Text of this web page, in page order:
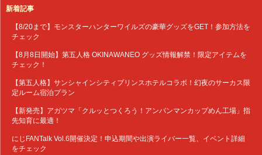
新着記事
【8/20まで】モンスターハンターワイルズの豪華グッズをGET！参加方法を
チェック
【8月8日開始】第五人格 OKINAWANEO グッズ情報解禁！限定アイテムを
チェック！
【第五人格】サンシャインシティプリンスホテルコラボ！幻夜のサーカス限
定ルーム宿泊プラン
【新発売】アガツマ「クルッとつくろう！アンパンマンカップめん工場」指
先知育に最適！
にじFANTalk Vol.6開催決定！申込期間や出演ライバー一覧、イベント詳細
をチェック